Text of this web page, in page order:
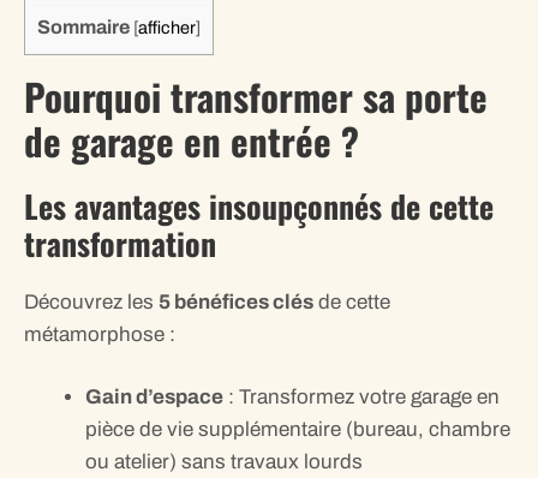
Sommaire [afficher]
Pourquoi transformer sa porte
de garage en entrée ?
Les avantages insoupçonnés de cette
transformation
Découvrez les 5 bénéfices clés de cette
métamorphose :
Gain d’espace : Transformez votre garage en
pièce de vie supplémentaire (bureau, chambre
ou atelier) sans travaux lourds